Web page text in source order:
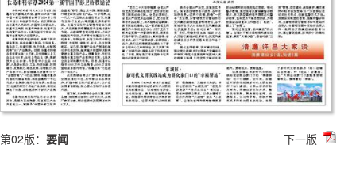
第02版： 要闻 下一版